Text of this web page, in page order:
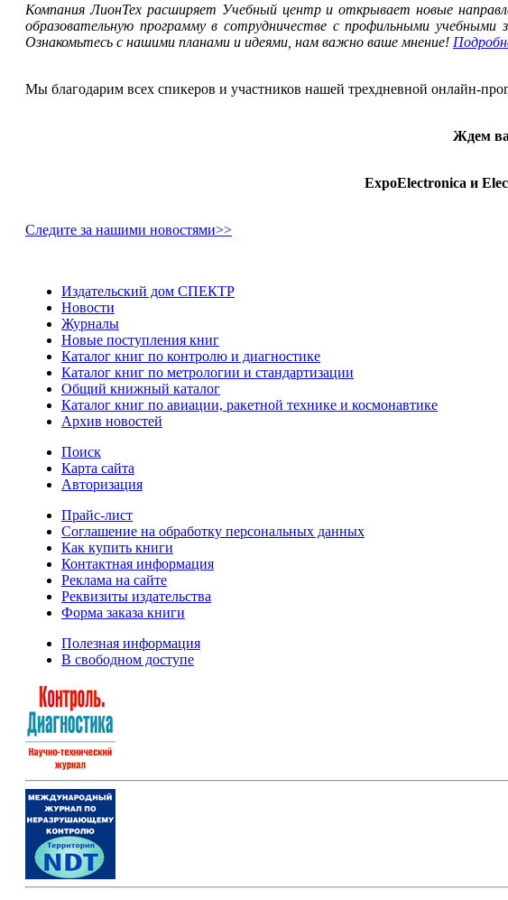
Компания ЛионТех расширяет Учебный центр и открывает новые
образовательную программу в сотрудничестве с профильными
Ознакомьтесь с нашими планами и идеями, нам важно ваше мнение!
Мы благодарим всех спикеров и участников нашей трехдневной онлайн-
Ждем
ExpoElectronica и
Следите за нашими новостями>>
Издательский дом СПЕКТР
Новости
Журналы
Новые поступления книг
Каталог книг по контролю и диагностике
Каталог книг по метрологии и стандартизации
Общий книжный каталог
Каталог книг по авиации, ракетной технике и космонавтике
Архив новостей
Поиск
Карта сайта
Авторизация
Прайс-лист
Соглашение на обработку персональных данных
Как купить книги
Контактная информация
Реклама на сайте
Реквизиты издательства
Форма заказа книги
Полезная информация
В свободном доступе